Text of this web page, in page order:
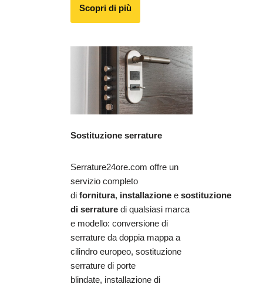
Scopri di più
Sostituzione serrature
Serrature24ore.com offre un
servizio completo
di fornitura, installazione e sostituzione
di serrature di qualsiasi marca
e modello: conversione di
serrature da doppia mappa a
cilindro europeo, sostituzione
serrature di porte
blindate, installazione di